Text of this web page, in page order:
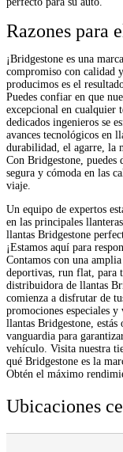
Razones para
¡Bridgestone es una
compromiso con calidad
producimos es el
Puedes confiar en que
excepcional en cualquier
dedicados ingenieros se
avances tecnológicos en
durabilidad, el agarre, la
Con Bridgestone, puedes
segura y cómoda en las
viaje.
Un equipo de expertos
en las principales
llantas Bridgestone
¡Estamos aquí para
Contamos con una
deportivas, run flat, para
distribuidora de llantas
comienza a disfrutar de
promociones especiales
llantas Bridgestone,
vanguardia para
vehículo. Visita nuestra
qué Bridgestone es la
Obtén el máximo
Ubicaciones